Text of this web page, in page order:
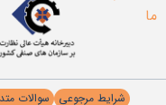
ما
شرایط مرجوعی سوالات